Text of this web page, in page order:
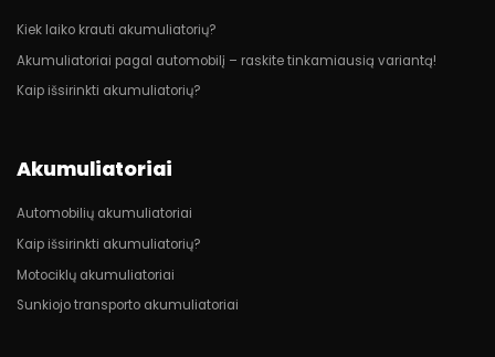
Kiek laiko krauti akumuliatorių?
Akumuliatoriai pagal automobilį – raskite tinkamiausią variantą!
Kaip išsirinkti akumuliatorių?
Akumuliatoriai
Automobilių akumuliatoriai
Kaip išsirinkti akumuliatorių?
Motociklų akumuliatoriai
Sunkiojo transporto akumuliatoriai